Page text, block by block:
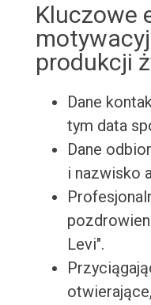
Kluczowe
produkcji
Dane
tym data
Dane
i nazwisko
Levi".